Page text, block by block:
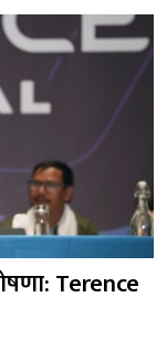
Terence